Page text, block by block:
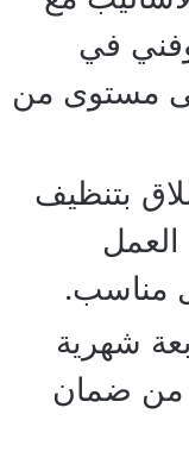
في
مستوى من
بتنظيف
العمل
مناسب.
شهرية
من ضمان